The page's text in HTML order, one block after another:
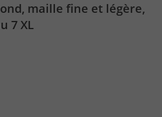
maille fine et légère,
7 XL